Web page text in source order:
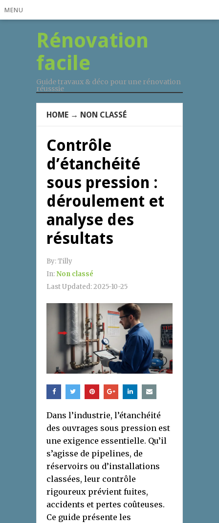
MENU
Rénovation
facile
Guide travaux & déco pour une rénovation
réusssie
HOME → NON CLASSÉ
Contrôle
d’étanchéité
sous pression :
déroulement et
analyse des
résultats
By:Tilly
In:Non classé
Last Updated:2025-10-25
Dans l’industrie, l’étanchéité
des ouvrages sous pression est
une exigence essentielle. Qu’il
s’agisse de pipelines, de
réservoirs ou d’installations
classées, leur contrôle
rigoureux prévient fuites,
accidents et pertes coûteuses.
Ce guide présente les